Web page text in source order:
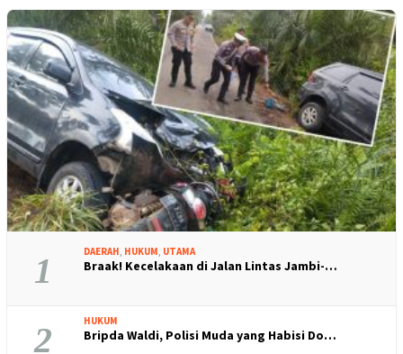
1 DAERAH HUKUM UTAMA
Braak! Kecelakaan di Jalan Lintas Jambi-…
2 HUKUM
Bripda Waldi, Polisi Muda yang Habisi Do…